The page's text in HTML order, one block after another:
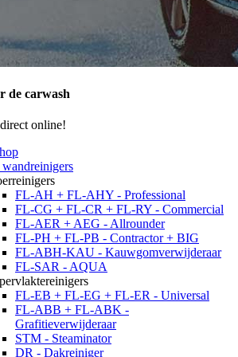
de carwash
online!
FL-AH + FL-AHY - Professional
FL-CG + FL-CR + FL-RY - Commercial
FL-AER + AEG - Allrounder
FL-PH + FL-PB - Contractor + BIG
FL-ABH-KAU - Kauwgomverwijderaar
FL-SAR - AQUA
FL-EB + FL-EG + FL-ER - Universal
FL-ABB + FL-ABK -
Grafitieverwijderaar
STM - Steaminator
DR - Dakreiniger